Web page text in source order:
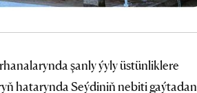
şanly ýyly üstünliklere
hatarynda Seýdiniň nebiti gaýtadan